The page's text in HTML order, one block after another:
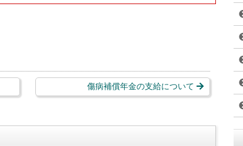
傷病補償年金の支給について